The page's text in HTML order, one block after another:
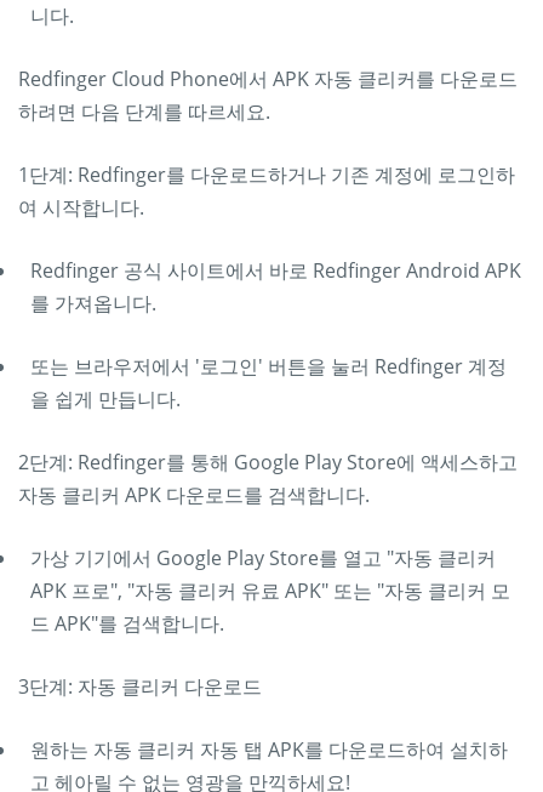
니다.
Redfinger Cloud Phone에서 APK 자동 클리커를 다운로드
하려면 다음 단계를 따르세요.
1단계: Redfinger를 다운로드하거나 기존 계정에 로그인하
여 시작합니다.
Redfinger 공식 사이트에서 바로 Redfinger Android APK
를 가져옵니다.
또는 브라우저에서 '로그인' 버튼을 눌러 Redfinger 계정
을 쉽게 만듭니다.
2단계: Redfinger를 통해 Google Play Store에 액세스하고
자동 클리커 APK 다운로드를 검색합니다.
가상 기기에서 Google Play Store를 열고 "자동 클리커
APK 프로", "자동 클리커 유료 APK" 또는 "자동 클리커 모
드 APK"를 검색합니다.
3단계: 자동 클리커 다운로드
원하는 자동 클리커 자동 탭 APK를 다운로드하여 설치하
고 헤아릴 수 없는 영광을 만끽하세요!